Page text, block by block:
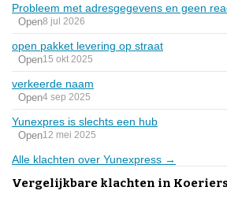
Probleem met adresgegevens en geen
Open8 jul 2026
open pakket levering op straat
Open15 okt 2025
verkeerde naam
Open4 sep 2025
Yunexpres is slechts een hub
Open12 mei 2025
Alle klachten over Yunexpress →
Vergelijkbare klachten in